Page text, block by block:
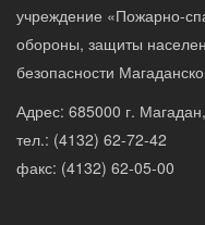
учреждение «Пожарно-
обороны, защиты
безопасности
Адрес: 685000 г.
тел.: (4132) 62-72-42
факс: (4132) 62-05-00